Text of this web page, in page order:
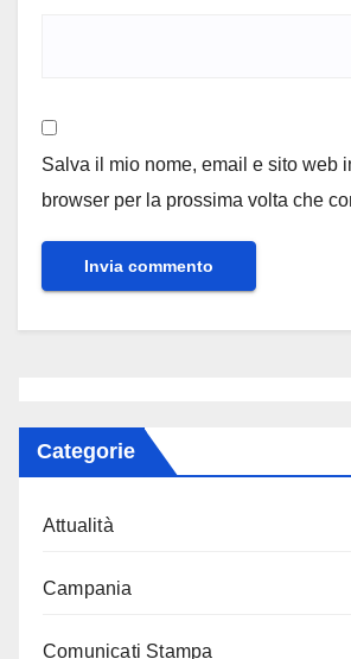
Salva il mio nome, email e sito web
browser per la prossima volta che
Categorie
Attualità
Campania
Comunicati Stampa